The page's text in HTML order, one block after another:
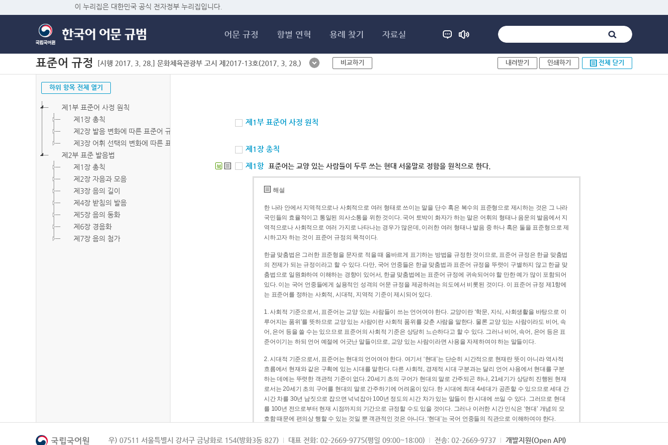
이 누리집은 대한민국 공식 전자정부 누리집입니다.
어문 규정 항별 연혁 용례 찾기 자료실
표준어 규정 [시행 2017. 3. 28.] 문화체육관광부 고시 제2017-13호(2017. 3. 28.) 비교하기 내려받기 인쇄하기 전체 닫기
하위 항목 전체 열기
제1부 표준어 사정 원칙
제1장 총칙
제2장 발음 변화에 따른 표준어 규정
제3장 어휘 선택의 변화에 따른 표준어 규정
제2부 표준 발음법
제1장 총칙
제2장 자음과 모음
제3장 음의 길이
제4장 받침의 발음
제5장 음의 동화
제6장 경음화
제7장 음의 첨가
제1부 표준어 사정 원칙
제1장 총칙
북 제1항 표준어는 교양 있는 사람들이 두루 쓰는 현대 서울말로 정함을 원칙으로 한다.
해설
한 나라 안에서 지역적으로나 사회적으로 여러 형태로 쓰이는 말을 단수 혹은 복수의 표준형으로 제시하는 것은 그 나라
국민들의 효율적이고 통일된 의사소통을 위한 것이다. 국어 토박이 화자가 하는 말은 어휘의 형태나 음운의 발음에서 지
역적으로나 사회적으로 여러 가지로 나타나는 경우가 많은데, 이러한 여러 형태나 발음 중 하나 혹은 둘을 표준형으로 제
시하고자 하는 것이 표준어 규정의 목적이다.
한글 맞춤법은 그러한 표준형을 문자로 적을 때 올바르게 표기하는 방법을 규정한 것이므로, 표준어 규정은 한글 맞춤법
의 전제가 되는 규정이라고 할 수 있다. 다만, 국어 언중들은 한글 맞춤법과 표준어 규정을 뚜렷이 구별하지 않고 한글 맞
춤법으로 일원화하여 이해하는 경향이 있어서, 한글 맞춤법에는 표준어 규정에 귀속되어야 할 만한 예가 많이 포함되어
있다. 이는 국어 언중들에게 실용적인 성격의 어문 규정을 제공하려는 의도에서 비롯된 것이다. 이 표준어 규정 제1항에
는 표준어를 정하는 사회적, 시대적, 지역적 기준이 제시되어 있다.
1. 사회적 기준으로서, 표준어는 교양 있는 사람들이 쓰는 언어여야 한다. 교양이란 ‘학문, 지식, 사회생활을 바탕으로 이
루어지는 품위’를 뜻하므로 교양 있는 사람이란 사회적 품위를 갖춘 사람을 말한다. 물론 교양 있는 사람이라도 비어, 속
어, 은어 등을 쓸 수는 있으므로 표준어의 사회적 기준은 상당히 느슨하다고 할 수 있다. 그러나 비어, 속어, 은어 등은 표
준어이기는 하되 언어 예절에 어긋난 말들이므로, 교양 있는 사람이라면 사용을 자제하여야 하는 말들이다.
2. 시대적 기준으로서, 표준어는 현대의 언어여야 한다. 여기서 ‘현대’는 단순히 시간적으로 현재란 뜻이 아니라 역사적
흐름에서 현재와 같은 구획에 있는 시대를 말한다. 다른 사회적, 경제적 시대 구분과는 달리 언어 사용에서 현대를 구분
하는 데에는 뚜렷한 객관적 기준이 없다. 20세기 초의 구어가 현대의 말로 간주되곤 하나, 21세기가 상당히 진행된 현재
로서는 20세기 초의 구어를 현대의 말로 간주하기에 어려움이 있다. 한 시대에 최대 4세대가 공존할 수 있으므로 세대 간
시간 차를 30년 남짓으로 잡으면 넉넉잡아 100년 정도의 시간 차가 있는 말들이 한 시대에 쓰일 수 있다. 그러므로 현대
를 100년 전으로부터 현재 시점까지의 기간으로 규정할 수도 있을 것이다. 그러나 이러한 시간 인식은 ‘현대’ 개념의 모
호함 때문에 편의상 행할 수 있는 것일 뿐 객관적인 것은 아니다. ‘현대’는 국어 언중들의 직관으로 이해하여야 한다.
3. 지역적 기준으로서, 표준어는 서울말이어야 한다. 이는 표준어의 공용어적 성격을 가장 크게 드러내 주는 기준이다.
우) 07511 서울특별시 강서구 금낭화로 154(방화3동 827) 대표 전화: 02-2669-9775(평일 09:00~18:00) 전송: 02-2669-9737 개발지원(Open API)